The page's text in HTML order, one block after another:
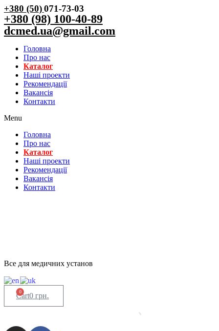
+380 (50)071-73-03
+380 (98) 100-40-89
dcmed.ua@gmail.com
Головна
Про нас
Каталог
Нашi проекти
Рекомендації
Вакансiя
Контакти
Menu
Головна
Про нас
Каталог
Нашi проекти
Рекомендації
Вакансiя
Контакти
Все для медичних установ
0 грн.
0
Cart